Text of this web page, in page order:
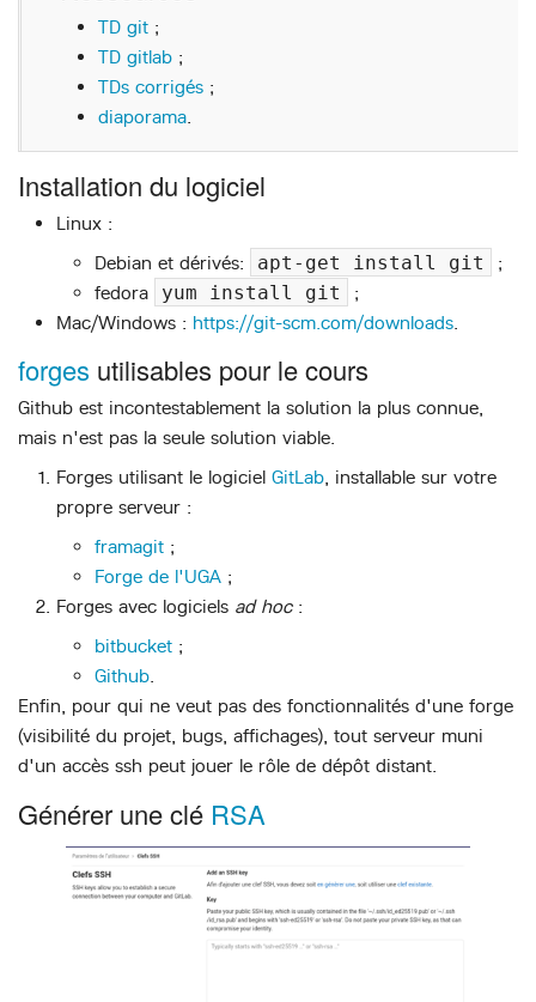
TD git ;
TD gitlab ;
TDs corrigés ;
diaporama.
Installation du logiciel
Linux :
Debian et dérivés:
apt-get install git
;
fedora
yum install git
;
Mac/Windows : https://git-scm.com/downloads.
forges utilisables pour le cours
Github est incontestablement la solution la plus connue,
mais n'est pas la seule solution viable.
Forges utilisant le logiciel GitLab, installable sur votre
propre serveur :
framagit ;
Forge de l'UGA ;
Forges avec logiciels ad hoc:
bitbucket ;
Github.
Enfin, pour qui ne veut pas des fonctionnalités d'une forge
(visibilité du projet, bugs, affichages), tout serveur muni
d'un accès ssh peut jouer le rôle de dépôt distant.
Générer une clé RSA